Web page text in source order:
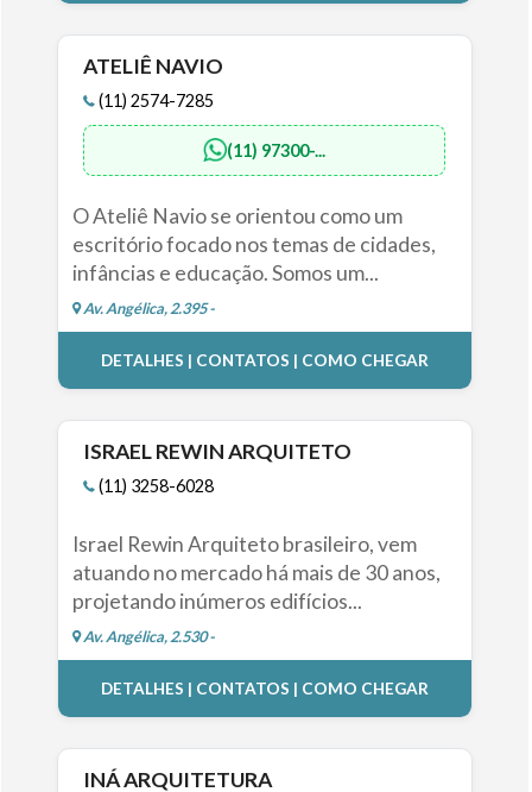
ATELIÊ NAVIO
(11) 2574-7285
(11) 97300-...
O Ateliê Navio se orientou como um
escritório focado nos temas de cidades,
infâncias e educação. Somos um...
Av. Angélica, 2.395 -
DETALHES | CONTATOS | COMO CHEGAR
ISRAEL REWIN ARQUITETO
(11) 3258-6028
Israel Rewin Arquiteto brasileiro, vem
atuando no mercado há mais de 30 anos,
projetando inúmeros edifícios...
Av. Angélica, 2.530 -
DETALHES | CONTATOS | COMO CHEGAR
INÁ ARQUITETURA